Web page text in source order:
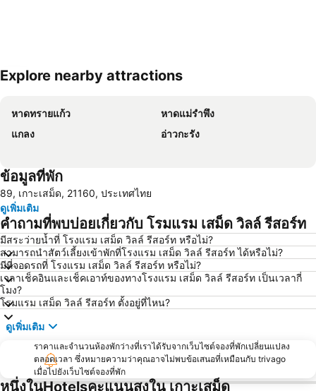
Explore nearby attractions
หาดทรายแก้ว
หาดแม่รำพึง
แกลง
อ่าวกะรัง
ข้อมูลที่พัก
89, เกาะเสม็ด, 21160, ประเทศไทย
ดูเพิ่มเติม
คำถามที่พบบ่อยเกี่ยวกับ โรมแรม เสม็ด วิลล์ รีสอร์ท
มีสระว่ายน้ำที่ โรงแรม เสม็ด วิลล์ รีสอร์ท หรือไม่?
สามารถนำสัตว์เลี้ยงเข้าพักที่โรงแรม เสม็ด วิลล์ รีสอร์ท ได้หรือไม่?
มีที่จอดรถที่ โรงแรม เสม็ด วิลล์ รีสอร์ท หรือไม่?
เวลาเช็คอินและเช็คเอาท์ของทางโรงแรม เสม็ด วิลล์ รีสอร์ท เป็นเวลากี่
โมง?
โรมแรม เสม็ด วิลล์ รีสอร์ท ตั้งอยู่ที่ไหน?
ดูเพิ่มเติม
ราคาและจำนวนห้องพักว่างที่เราได้รับจากเว็บไซต์จองที่พักเปลี่ยนแปลง
ตลอดเวลา ซึ่งหมายความว่าคุณอาจไม่พบข้อเสนอที่เหมือนกับ trivago
เมื่อไปยังเว็บไซต์จองที่พัก
หนึ่งในHotelsคะแนนสูงใน เกาะเสม็ด